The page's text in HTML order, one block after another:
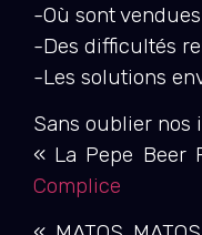
-Où sont
-Des difficultés
-Les solutions
Sans oublier nos
« La Pepe Beer
Complice